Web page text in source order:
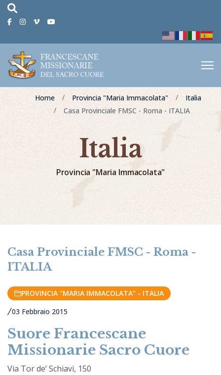
FacebookInstagram
Vimeo
fa-
glass
Home Provincia "Maria Immacolata"
Italia
Casa Provinciale FMSC - Roma - ITALIA
Italia
Provincia "Maria Immacolata"
Casa Provinciale FMSC - Roma -
ITALIA
PROVINCIA "MARIA IMMACOLATA" - ITALIA
03 Febbraio 2015
Suore Francescane
Missionarie Sacro Cuore
Via Tor de’ Schiavi, 150